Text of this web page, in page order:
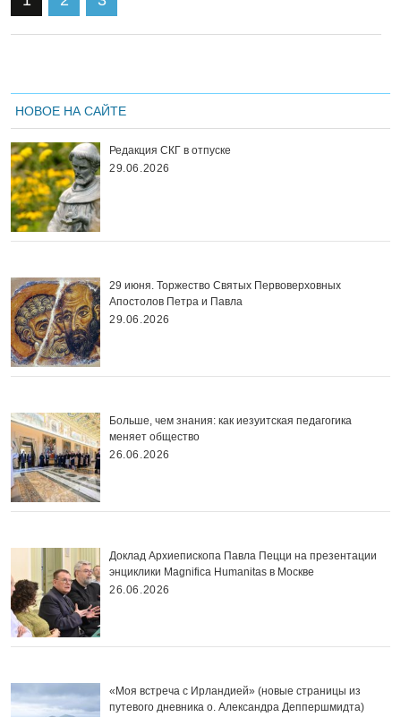
НОВОЕ НА САЙТЕ
Редакция СКГ в отпуске
29.06.2026
29 июня. Торжество Святых Первоверховных
Апостолов Петра и Павла
29.06.2026
Больше, чем знания: как иезуитская педагогика
меняет общество
26.06.2026
Доклад Архиепископа Павла Пецци на презентации
энциклики Magnifica Нumanitas в Москве
26.06.2026
«Моя встреча с Ирландией» (новые страницы из
путевого дневника о. Александра Деппершмидта)